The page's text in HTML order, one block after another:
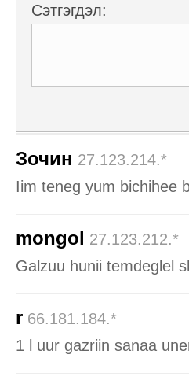
Сэтгэгдэл:
Зочин 27.123.214.*
Iim teneg yum bichihee
mongol 27.123.212.*
Galzuu hunii temdeglel
r 66.181.184.*
1 l uur gazriin sanaa